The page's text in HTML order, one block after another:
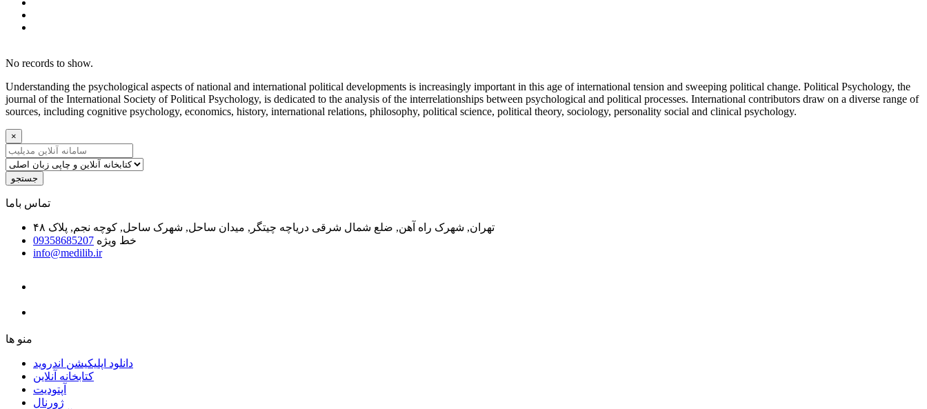
No records to show.
Understanding the psychological aspects of national and international political developments is increasingly important in this age of international tension and sweeping political change. Political Psychology, the
journal of the International Society of Political Psychology, is dedicated to the analysis of the interrelationships between psychological and political processes. International contributors draw on a diverse range of
sources, including cognitive psychology, economics, history, international relations, philosophy, political science, political theory, sociology, personality social and clinical psychology.
×
جستجو
ﺗﻤﺎﺱ ﺑﺎﻣﺎ
تهران, شهرک راه آهن, ضلع شمال شرقی دریاچه چیتگر, میدان ساحل, شهرک ساحل, کوچه نجم, پلاک ۴۸
خط ویژه 09358685207
info@medilib.ir
ﻣﻨﻮ ﻫﺎ
دانلود اپلیکیشن اندروید
ﮐﺘﺎﺑﺨﺎﻧﻪ ﺁﻧﻼﯾﻦ
ﺁﭘﺘﻮﺩﯾﺖ
ﮊﻭﺭﻧﺎﻝ